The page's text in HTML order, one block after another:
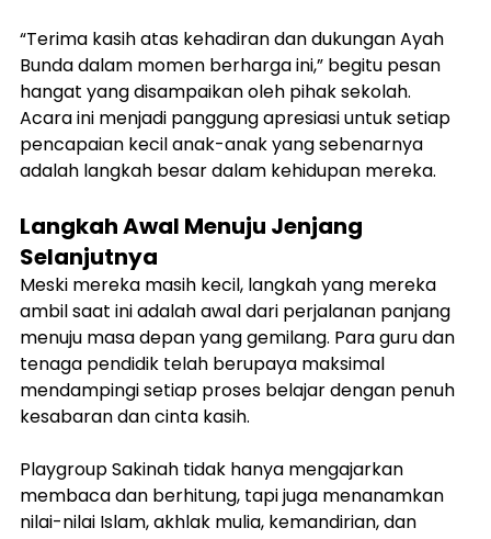
“Terima kasih atas kehadiran dan dukungan Ayah
Bunda dalam momen berharga ini,” begitu pesan
hangat yang disampaikan oleh pihak sekolah.
Acara ini menjadi panggung apresiasi untuk setiap
pencapaian kecil anak-anak yang sebenarnya
adalah langkah besar dalam kehidupan mereka.
Langkah Awal Menuju Jenjang
Selanjutnya
Meski mereka masih kecil, langkah yang mereka
ambil saat ini adalah awal dari perjalanan panjang
menuju masa depan yang gemilang. Para guru dan
tenaga pendidik telah berupaya maksimal
mendampingi setiap proses belajar dengan penuh
kesabaran dan cinta kasih.
Playgroup Sakinah tidak hanya mengajarkan
membaca dan berhitung, tapi juga menanamkan
nilai-nilai Islam, akhlak mulia, kemandirian, dan